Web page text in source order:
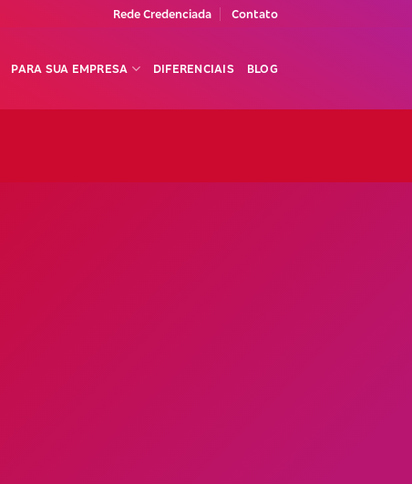
Rede Credenciada Contato
PARA SUA EMPRESA DIFERENCIAIS BLOG